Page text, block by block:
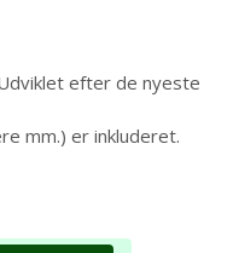
efter de nyeste
mm.) er inkluderet.